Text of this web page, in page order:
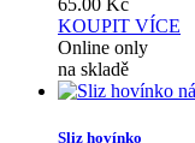
KOUPIT VÍCE
Online only
na skladě
Sliz hovínko